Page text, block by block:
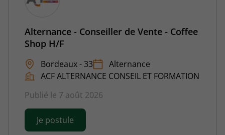
Alternance - Conseiller de Vente - Coffee
Shop H/F
Bordeaux - 33
Alternance
ACF ALTERNANCE CONSEIL ET FORMATION
Publié le 7 août 2026
Je postule